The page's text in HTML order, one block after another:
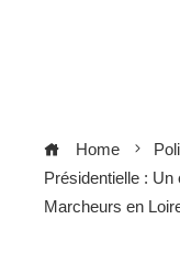
Home
Présidentielle : Un
Marcheurs en